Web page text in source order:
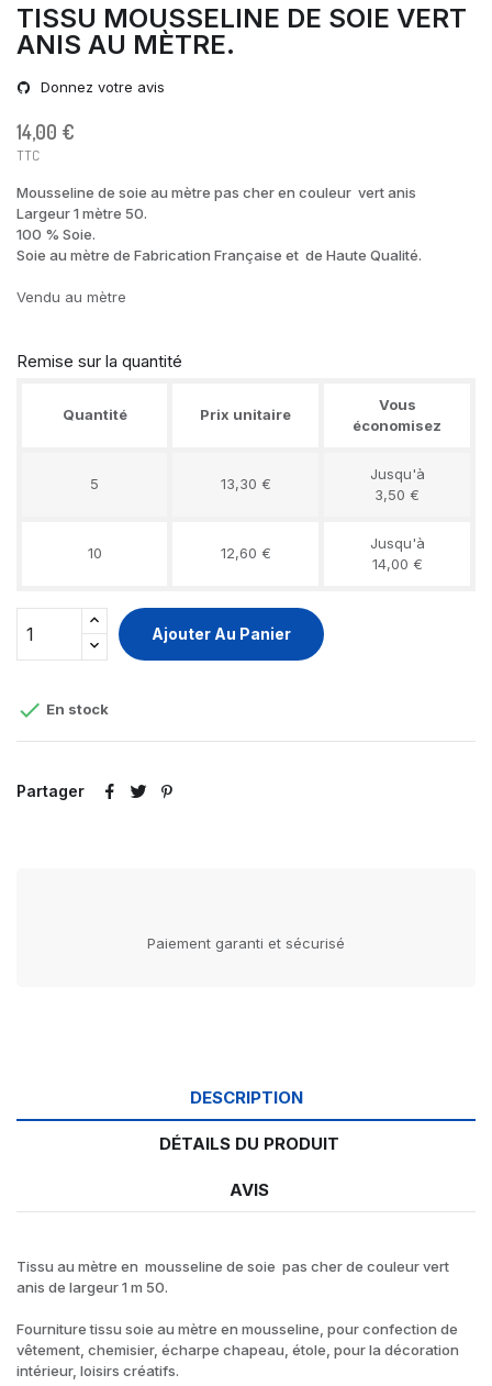
TISSU MOUSSELINE DE SOIE VERT
ANIS AU MÈTRE.
Donnez votre avis
14,00 €
TTC
Mousseline de soie au mètre pas cher en couleur vert anis
Largeur 1 mètre 50.
100 % Soie.
Soie au mètre de Fabrication Française et de Haute Qualité.
Vendu au mètre
Remise sur la quantité
Quantité Prix unitaire
Vous
économisez
5 13,30 €
Jusqu'à
3,50 €
10 12,60 €
Jusqu'à
14,00 €
Ajouter Au Panier
 En stock
Partager
Paiement garanti et sécurisé
DESCRIPTION
DÉTAILS DU PRODUIT
AVIS
Tissu au mètre en mousseline de soie pas cher de couleur vert
anis de largeur 1 m 50.
Fourniture tissu soie au mètre en mousseline, pour confection de
vêtement, chemisier, écharpe chapeau, étole, pour la décoration
intérieur, loisirs créatifs.